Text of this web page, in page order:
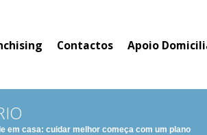
Contactos Apoio
em casa: cuidar melhor começa com um plano